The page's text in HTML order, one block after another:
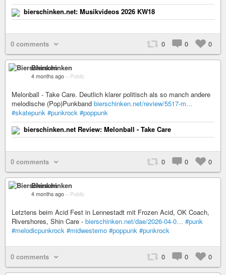
bierschinken.net: Musikvideos 2026 KW18
0 comments 0 0 0
Bierschinken
4 months ago – Public
Melonball - Take Care. Deutlich klarer politisch als so manch andere
melodische (Pop)Punkband bierschinken.net/review/5517-m…
#skatepunk #punkrock #poppunk
bierschinken.net Review: Melonball - Take Care
0 comments 0 0 0
Bierschinken
4 months ago – Public
Letztens beim Acid Fest in Lennestadt mit Frozen Acid, OK Coach,
Rivershores, Shin Care - bierschinken.net/dae/2026-04-0… #punk
#melodicpunkrock #midwestemo #poppunk #punkrock
0 comments 0 0 0